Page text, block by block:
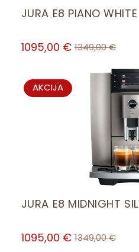
JURA E8 PIANO
1095,00 € 1349,00€
AKCIJAPRODUCT
ON
JURA E8 MIDNIGHT
1095,00 € 1349,00€